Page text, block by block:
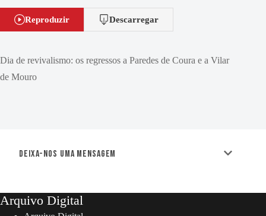
Reproduzir Descarregar
Dia de revivalismo: os regressos a Paredes de Coura e a Vilar
de Mouro
Deixa-nos uma mensagem
Arquivo Digital